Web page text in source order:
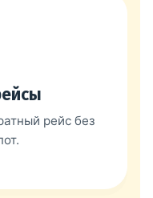
рейс без